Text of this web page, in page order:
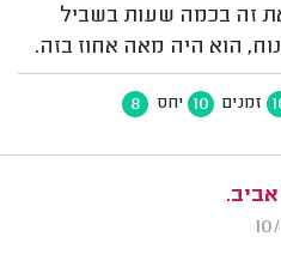
זה בכמה שעות בשביל
נוח, הוא היה מאה אחוז בזה.
זמנים 10 יחס 8